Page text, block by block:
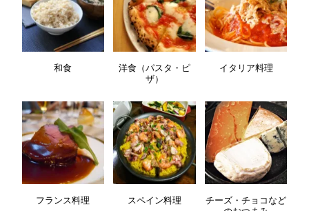
和食
洋食（パスタ・ピ
ザ）
イタリア料理
フランス料理 スペイン料理
チーズ・チョコなど